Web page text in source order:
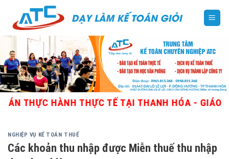
content
HÀNH THỰC TẾ TẠI THANH HÓA - GIÁO VIÊN
NGHIỆP VỤ KẾ TOÁN THUẾ
Các khoản thu nhập được Miễn thuế thu nhập